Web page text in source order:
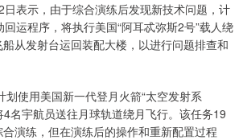
表示，由于综合演练后发现新技术问题，计
运程序，将执行美国“阿耳忒弥斯2号”载人绕
从发射台运回装配大楼，以进行问题排查和
使用美国新一代登月火箭“太空发射系
4名宇航员送往月球轨道绕月飞行。该任务19
演练，但在演练后的操作和重新配置过程